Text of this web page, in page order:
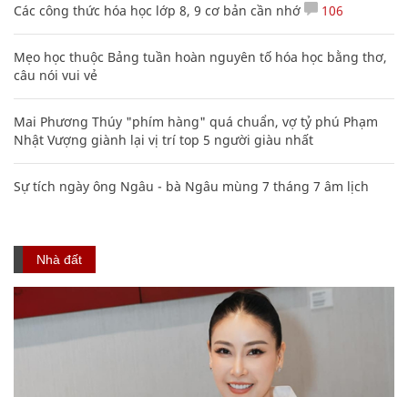
Các công thức hóa học lớp 8, 9 cơ bản cần nhớ 106
Mẹo học thuộc Bảng tuần hoàn nguyên tố hóa học bằng thơ,
câu nói vui vẻ
Mai Phương Thúy "phím hàng" quá chuẩn, vợ tỷ phú Phạm
Nhật Vượng giành lại vị trí top 5 người giàu nhất
Sự tích ngày ông Ngâu - bà Ngâu mùng 7 tháng 7 âm lịch
Nhà đất